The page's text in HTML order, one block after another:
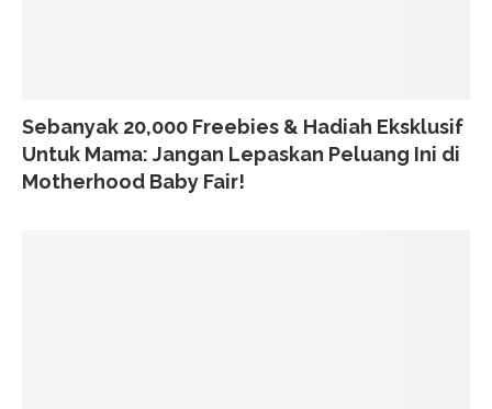
Sebanyak 20,000 Freebies & Hadiah Eksklusif
Untuk Mama: Jangan Lepaskan Peluang Ini di
Motherhood Baby Fair!